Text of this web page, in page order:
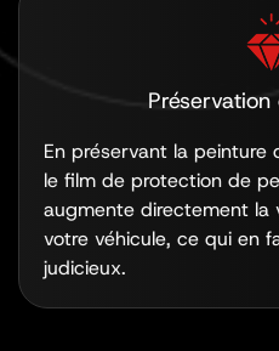
En préservant la
le film de protection de
augmente directement la
votre véhicule, ce qui en
judicieux.